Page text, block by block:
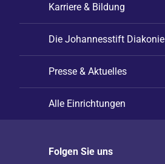
Karriere & Bildung
Die Johannesstift Diakonie
Presse & Aktuelles
Alle Einrichtungen
Folgen Sie uns